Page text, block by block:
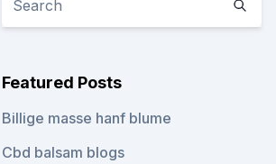
Featured Posts
Billige masse hanf blume
Cbd balsam blogs